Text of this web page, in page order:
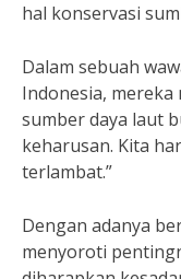
hal konservasi
Dalam sebuah
Indonesia, mereka
sumber daya laut
keharusan. Kita
terlambat.”
Dengan adanya
menyoroti